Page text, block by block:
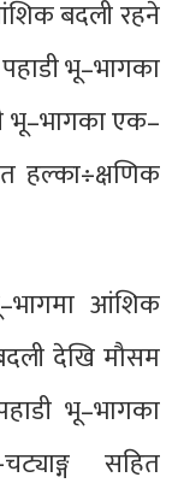
बदली रहने
भू–भागका
भू–भागका एक–
हल्का÷क्षणिक
आंशिक
देखि मौसम
भू–भागका
सहित